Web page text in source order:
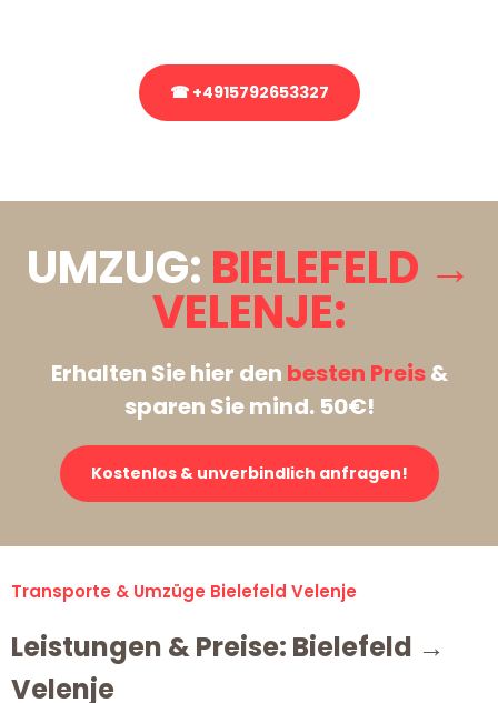
☎ +4915792653327
UMZUG: BIELEFELD →
VELENJE:
Erhalten Sie hier den besten Preis&
sparen Sie mind. 50€!
Kostenlos & unverbindlich anfragen!
Transporte & Umzüge Bielefeld Velenje
Leistungen & Preise: Bielefeld →
Velenje